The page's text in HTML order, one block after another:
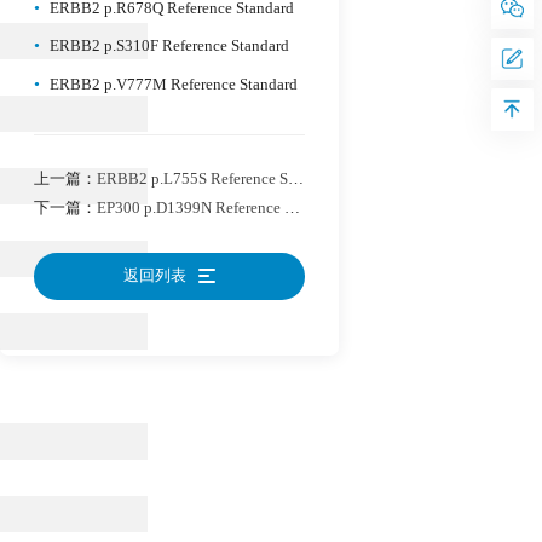
• ERBB2 p.R678Q Reference Standard
• ERBB2 p.S310F Reference Standard
• ERBB2 p.V777M Reference Standard
上一篇： ERBB2 p.L755S Reference Standard
下一篇： EP300 p.D1399N Reference Standard
返回列表